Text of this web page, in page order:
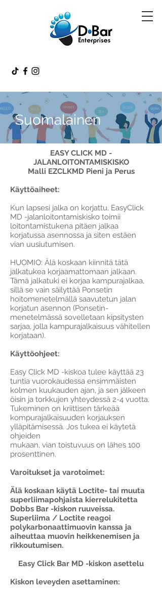
Suomalainen
EASY CLICK MD -
JALANLOITONTAMISKISKO
Malli EZCLKMD Pieni ja Perus
Käyttöaiheet:
Kun lapsesi jalka on korjattu, EasyClick
MD -jalanloitontamiskisko toimii
loitontamistukena pitäen jalkaa
korjatussa asennossa ja siten estäen
vian uusiutumisen.
HUOMIO: Älä koskaan kiinnitä tätä
jalkatukea korjaamattomaan jalkaan.
Tämä jalkatuki ei korjaa kampurajalkaa,
sillä se vain säilyttää Ponsetin
hoitomenetelmällä saavutetun jalan
korjatun asennon (Ponsetin-
menetelmässä sovelletaan kipsitysten
sarjaa, jolla kampurajalkaisuus vähitellen
korjataan).
Käyttöohjeet:
Easy Click MD -kiskoa tulee käyttää 23
tuntia vuorokaudessa ensimmäisten
kolmen kuukauden ajan, ja sen jälkeen
öisin ja torkkujen yhteydessä 2-4 vuotta.
Tukeminen on kriittisen tärkeää
kompurajalkaisuuden korjauksen
ylläpitämisessä. Jos tukea ei käytetä
ohjeiden
mukaan, vian toistuvuus on lähes 100
prosenttinen.
Varoitukset ja varotoimet:
Älä koskaan käytä Loctite- tai muuta
superliimapohjaista kierrelukitetta
Dobbs Bar -kiskon ruuveissa.
Superliima / Loctite reagoi
polykarbonaattimuovin kanssa ja
aiheuttaa muovin heikkenemisen ja
rikkoutumisen.
Easy Click Bar MD -kiskon asettelu
Kiskon leveyden asettaminen: